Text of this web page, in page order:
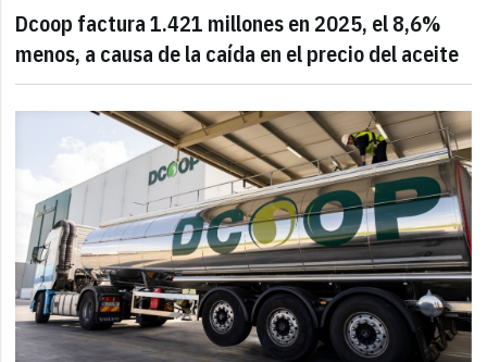
Dcoop factura 1.421 millones en 2025, el 8,6%
menos, a causa de la caída en el precio del aceite